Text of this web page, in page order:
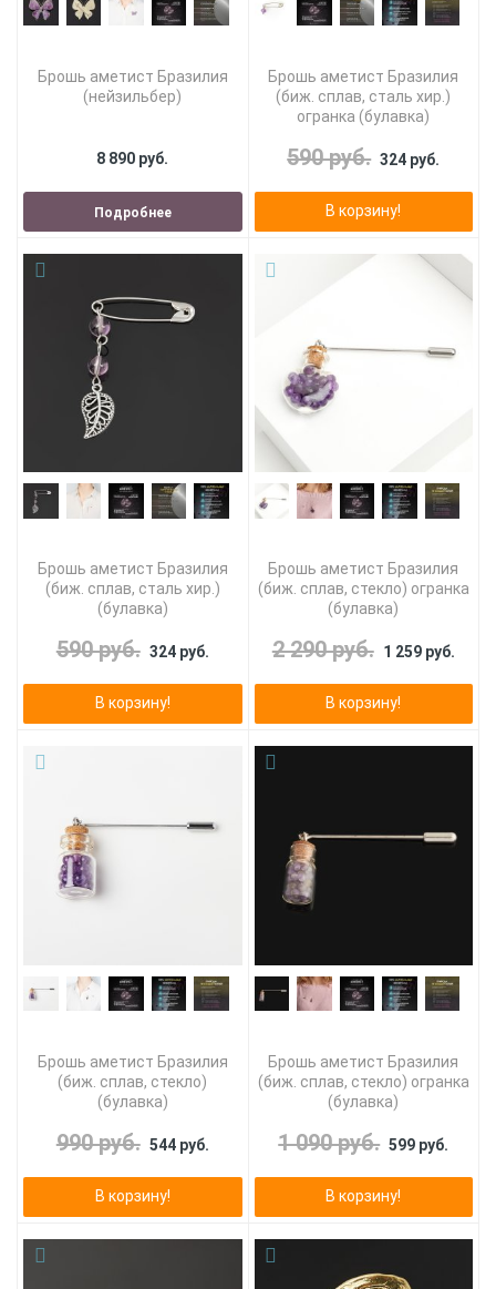
Брошь аметист Бразилия
(нейзильбер)
8 890 руб.
Подробнее
Брошь аметист Бразилия
(биж. сплав, сталь хир.)
огранка (булавка)
590 руб. 324 руб.
В корзину!
Брошь аметист Бразилия
(биж. сплав, сталь хир.)
(булавка)
590 руб. 324 руб.
В корзину!
Брошь аметист Бразилия
(биж. сплав, стекло) огранка
(булавка)
2 290 руб. 1 259 руб.
В корзину!
Брошь аметист Бразилия
(биж. сплав, стекло)
(булавка)
990 руб. 544 руб.
В корзину!
Брошь аметист Бразилия
(биж. сплав, стекло) огранка
(булавка)
1 090 руб. 599 руб.
В корзину!